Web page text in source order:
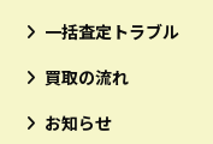
一括査定トラブル
買取の流れ
お知らせ